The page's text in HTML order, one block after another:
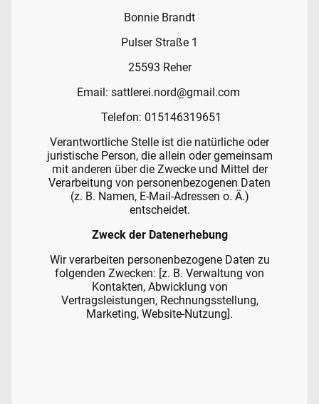
Bonnie Brandt
Pulser Straße 1
25593 Reher
Email: sattlerei.nord@gmail.com
Telefon: 015146319651
Verantwortliche Stelle ist die natürliche oder
juristische Person, die allein oder gemeinsam
mit anderen über die Zwecke und Mittel der
Verarbeitung von personenbezogenen Daten
(z. B. Namen, E-Mail-Adressen o. Ä.)
entscheidet.
Zweck der Datenerhebung
Wir verarbeiten personenbezogene Daten zu
folgenden Zwecken: [z. B. Verwaltung von
Kontakten, Abwicklung von
Vertragsleistungen, Rechnungsstellung,
Marketing, Website-Nutzung].